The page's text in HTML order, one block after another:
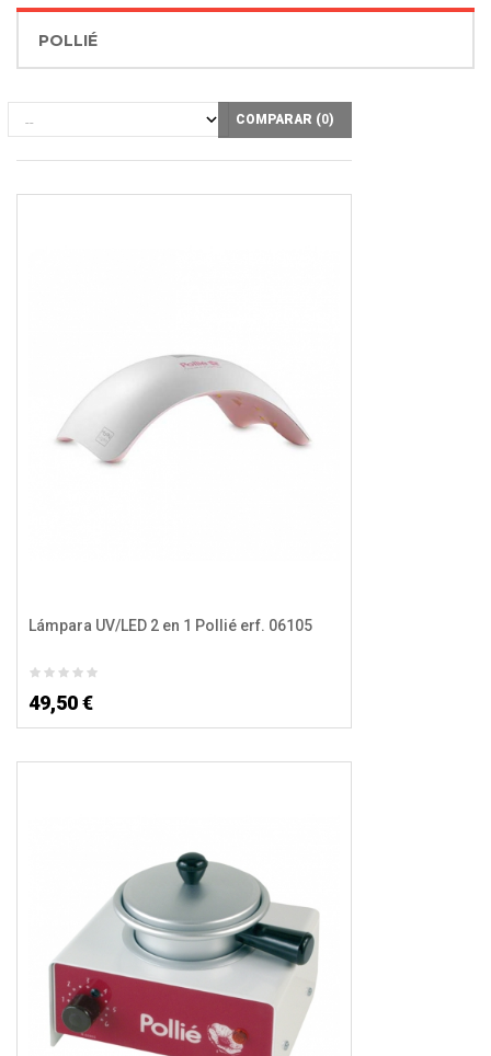
POLLIÉ
COMPARAR (0)
Lámpara UV/LED 2 en 1 Pollié erf. 06105
49,50 €